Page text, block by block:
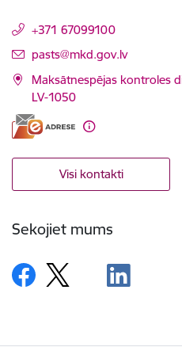
+371 67099100
E-pasts:
pasts@mkd.gov.lv
Maksātnespējas kontroles
LV-1050
Visi kontakti
Sekojiet mums